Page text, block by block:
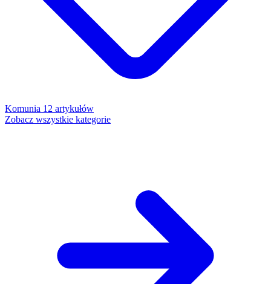
Komunia 12 artykułów
Zobacz wszystkie kategorie